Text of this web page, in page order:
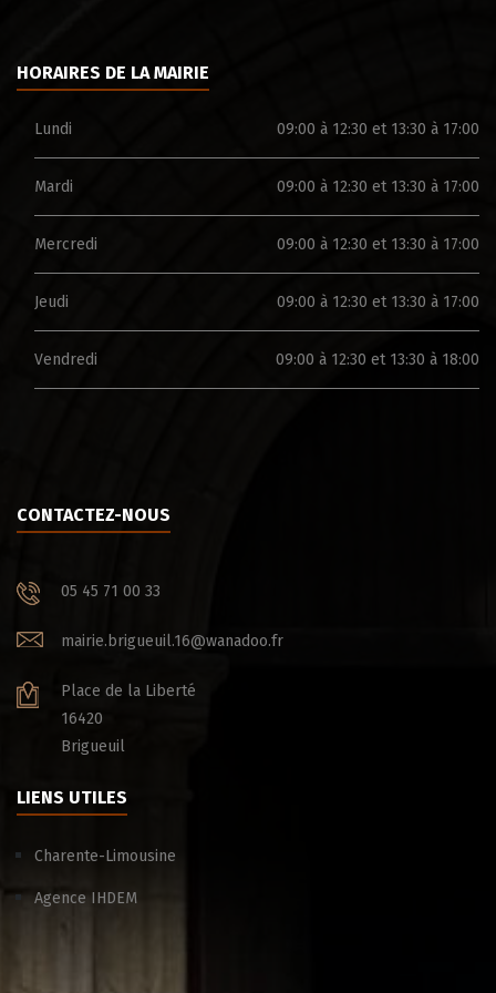
HORAIRES DE LA MAIRIE
Lundi 09:00 à 12:30 et 13:30 à 17:00
Mardi 09:00 à 12:30 et 13:30 à 17:00
Mercredi 09:00 à 12:30 et 13:30 à 17:00
Jeudi 09:00 à 12:30 et 13:30 à 17:00
Vendredi 09:00 à 12:30 et 13:30 à 18:00
CONTACTEZ-NOUS
05 45 71 00 33
mairie.brigueuil.16@wanadoo.fr
Place de la Liberté
16420
Brigueuil
LIENS UTILES
Charente-Limousine
Agence IHDEM